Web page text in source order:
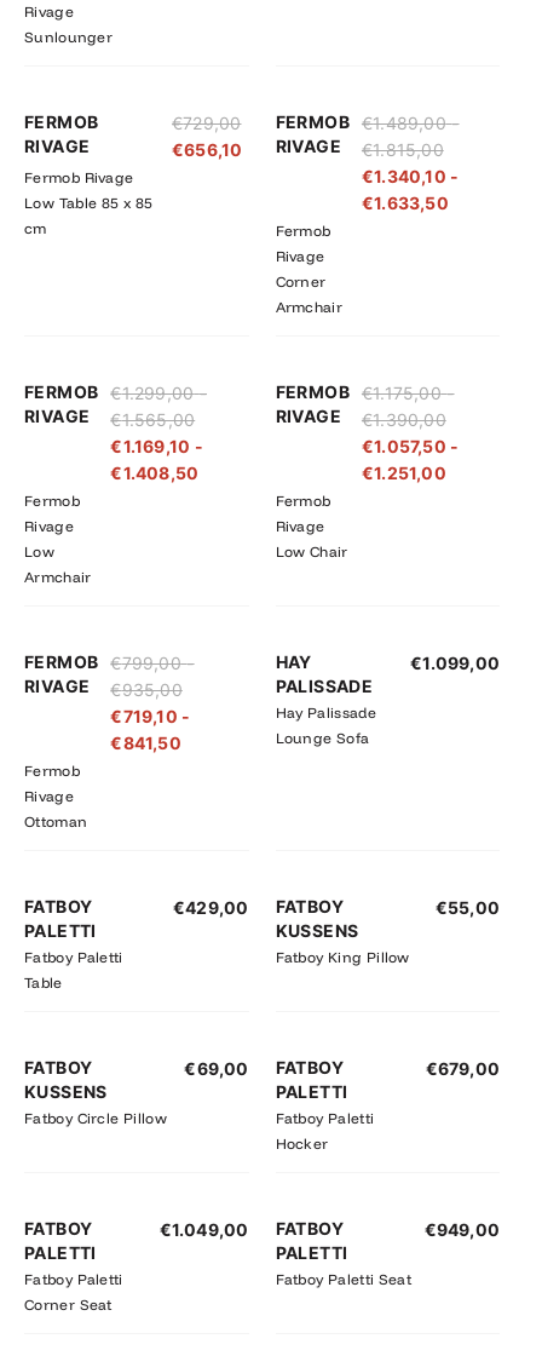
Rivage
Sunlounger
FERMOB
RIVAGE
Fermob Rivage
Low Table 85 x 85
cm
€729,00
€656,10
FERMOB
RIVAGE
Fermob
Rivage
Corner
Armchair
€1.489,00 -
€1.815,00
€1.489,00
tot
€1.815,00
€1.340,10 -
€1.633,50
€1.340,10
€1.633,50
FERMOB
RIVAGE
Fermob
Rivage
Low
Armchair
€1.299,00 -
€1.565,00
€1.299,00
tot
€1.565,00
€1.169,10 -
€1.408,50
€1.169,10
€1.408,50
FERMOB
RIVAGE
Fermob
Rivage
Low Chair
€1.175,00 -
€1.390,00
€1.175,00
tot
€1.390,00
€1.057,50 -
€1.251,00
€1.057,50
tot
€1.251,00
FERMOB
RIVAGE
Fermob
Rivage
Ottoman
€799,00 -
€935,00
€799,00
tot
€935,00
€719,10 -
€841,50
€719,10
tot
€841,50
HAY
PALISSADE
Hay Palissade
Lounge Sofa
€1.099,00
FATBOY
PALETTI
Fatboy Paletti
Table
€429,00
FATBOY
KUSSENS
Fatboy King Pillow
€55,00
FATBOY
KUSSENS
Fatboy Circle Pillow
€69,00
FATBOY
PALETTI
Fatboy Paletti
Hocker
€679,00
FATBOY
PALETTI
Fatboy Paletti
Corner Seat
€1.049,00
FATBOY
PALETTI
Fatboy Paletti Seat
€949,00